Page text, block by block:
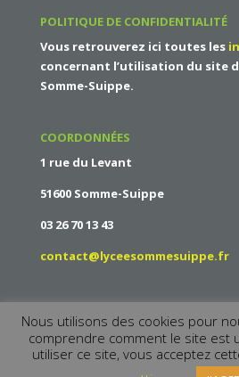
POLITIQUE DE CONFIDENTIALITÉ
Vous retrouverez ici toutes les
concernant l’utilisation du site
Somme-Suippe.
COORDONNÉES
1 rue du Levant
51600 Somme-Suippe
03 26 70 13 43
contact@lyceesommesuippe.fr
Nous utilisons des cookies pour
comprendre comment le site est
utiliser ce site, vous acceptez